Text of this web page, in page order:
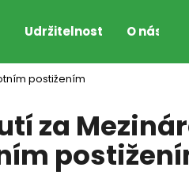
Udržitelnost O nás
postižením
za
HLEDAT